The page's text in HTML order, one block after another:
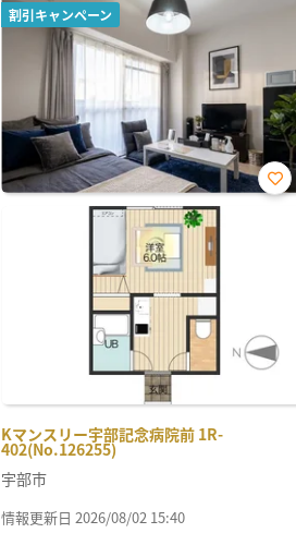
割引キャンペーン
Kマンスリー宇部記念病院前 1R-
402(No.126255)
お気
宇部市
情報更新日 2026/08/02 15:40